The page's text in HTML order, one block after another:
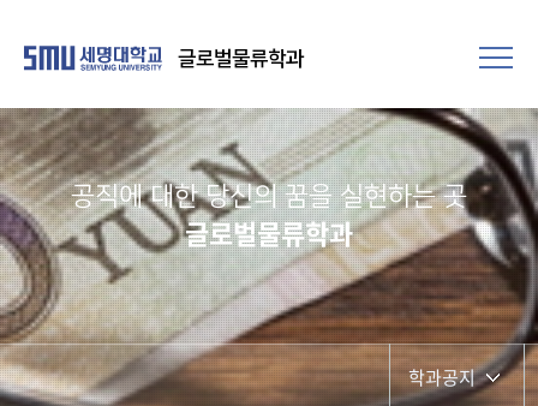
글로벌물류학과
공직에 대한 당신의 꿈을 실현하는 곳​
글로벌물류학과
학과공지